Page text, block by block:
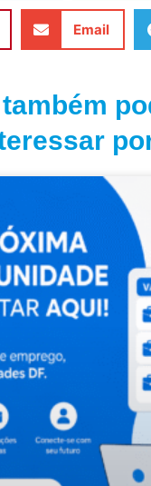
Email